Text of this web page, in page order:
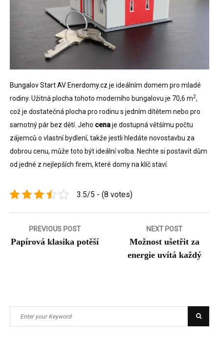
Bungalov Start AV Enerdomy.cz je ideálním domem pro mladé
rodiny. Užitná plocha tohoto moderního bungalovu je 70,6 m2,
což je dostatečná plocha pro rodinu s jedním dítětem nebo pro
samotný pár bez dětí. Jeho cenaje dostupná většímu počtu
zájemců o vlastní bydlení, takže jestli hledáte novostavbu za
dobrou cenu, může toto být ideální volba. Nechte si postavit dům
od jedné z nejlepších firem, které domy na klíč staví.
3.5/5 - (8 votes)
Navigace
pro
PREVIOUS POST
Papírová klasika potěší
NEXT POST
Možnost ušetřit za
energie uvítá každý
for: